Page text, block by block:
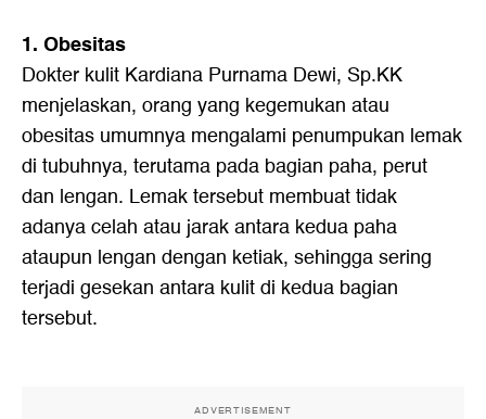
1. Obesitas
Dokter kulit Kardiana Purnama Dewi, Sp.KK
menjelaskan, orang yang kegemukan atau
obesitas umumnya mengalami penumpukan lemak
di tubuhnya, terutama pada bagian paha, perut
dan lengan. Lemak tersebut membuat tidak
adanya celah atau jarak antara kedua paha
ataupun lengan dengan ketiak, sehingga sering
terjadi gesekan antara kulit di kedua bagian
tersebut.
ADVERTISEMENT